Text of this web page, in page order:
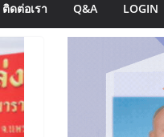
ติดต่อเรา Q&A LOGIN